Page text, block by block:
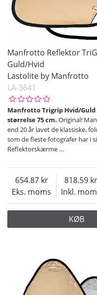
Manfrotto Reflektor
Guld/Hvid
Lastolite by Manfrotto
LA-3641
Manfrotto Trigrip Hvid/
størrelse 75 cm. Original!
end 20 år lavet de klassiske,
som de fleste fotografer har i
Reflektorskærme …
Eks. moms
654.87
Inkl.
818.59
KØB